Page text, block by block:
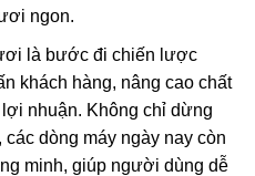
ngon.
là bước đi chiến lược
khách hàng, nâng cao chất
nhuận. Không chỉ dừng
dòng máy ngày nay còn
minh, giúp người dùng dễ